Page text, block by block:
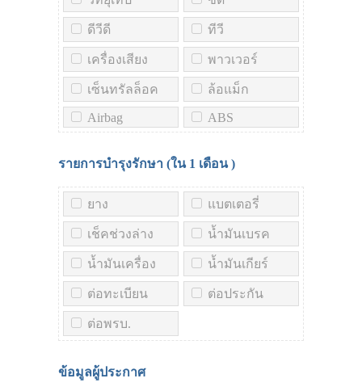
ดีวีดี ทีวี
เครื่องเสียง พาวเวอร์
เซ็นทรัลล็อค ล้อแม็ก
Airbag ABS
รายการบำรุงรักษา (ใน 1 เดือน)
ยาง แบตเตอรี่
เช็คช่วงล่าง น้ำมันเบรค
น้ำมันเครื่อง น้ำมันเกียร์
ต่อทะเบียน ต่อประกัน
ต่อพรบ.
ข้อมูลผู้ประกาศ